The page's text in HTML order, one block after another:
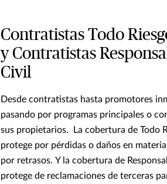
Contratistas Todo
y Contratistas
Civil
Desde contratistas hasta promotores
pasando por programas principales o
sus propietarios. La cobertura de Todo
protege por pérdidas o daños en
por retrasos. Y la cobertura de
protege de reclamaciones de terceras